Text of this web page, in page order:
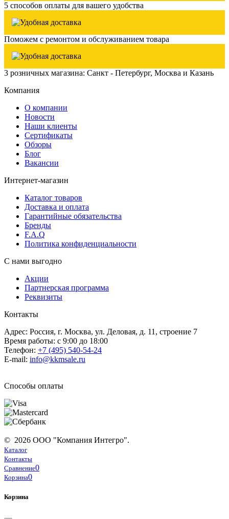
5 способов оплаты для вашего удобства
Поможем с ремонтом и обслуживанием товара
3 розничных магазина: Санкт - Петербург, Москва и Казань
Компания
О компании
Новости
Наши клиенты
Сертификаты
Обзоры
Блог
Вакансии
Интернет-магазин
Каталог товаров
Доставка и оплата
Гарантийные обязательства
Бренды
F.A.Q
Политика конфиденциальности
С нами выгодно
Акции
Партнерская программа
Реквизиты
Контакты
Адрес: Россия, г. Москва, ул. Деловая, д. 11, строение 7
Время работы: с 9:00 до 18:00
Телефон: +7 (495) 540-54-24
E-mail: info@kkmsale.ru
Способы оплаты
© 2026 ООО "Компания Интегро".
Каталог
Контакты
Сравнение0
Корзина0
Корзина